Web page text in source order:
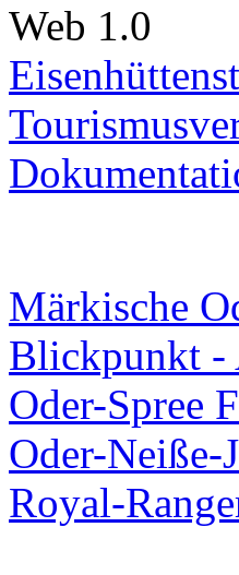
Web 1.0
Märkische
Blickpunkt -
Oder-Spree
Oder-Neiße-
Royal-